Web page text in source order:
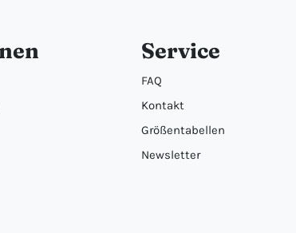
Service
FAQ
Kontakt
Größentabellen
Newsletter